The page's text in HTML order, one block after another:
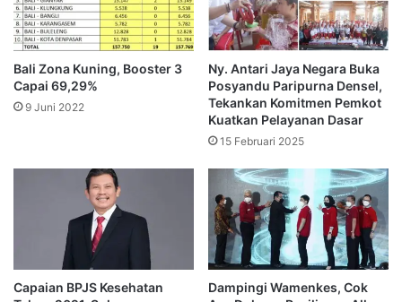
Bali Zona Kuning, Booster 3
Capai 69,29%
9 Juni 2022
Ny. Antari Jaya Negara Buka
Posyandu Paripurna Densel,
Tekankan Komitmen Pemkot
Kuatkan Pelayanan Dasar
15 Februari 2025
Capaian BPJS Kesehatan
Dampingi Wamenkes, Cok